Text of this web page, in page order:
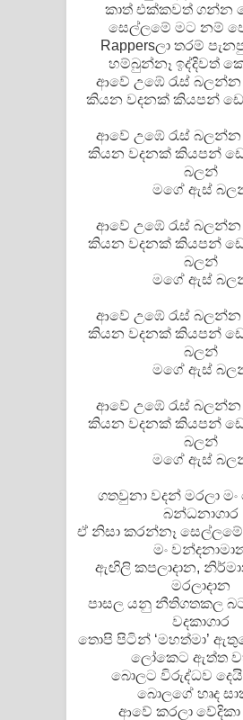
කාත් එක්කවත් ගන්න
සෙල්ලමේ මට නම්
Rappersලා තරම්
හම්බුන්නෑ ඉද්දිවත්
ආවේ උඹේ රැස් බලන්න
කියන වදනක් කියපන්
ආවේ උඹේ රැස් බලන්න
කියන වදනක් කියපන්
බලන්
මගේ ඇස්
ආවේ උඹේ රැස් බලන්න
කියන වදනක් කියපන්
බලන්
මගේ ඇස්
ආවේ උඹේ රැස් බලන්න
කියන වදනක් කියපන්
බලන්
මගේ ඇස්
ආවේ උඹේ රැස් බලන්න
කියන වදනක් කියපන්
බලන්
මගේ ඇස්
ගතවුනා වදන් මරලා
බන්ධනාගාර
ඒ නිසා කරන්නෑ සෙල්ලමේ
මං
ඇඟිලි කපලාදාන,
මරලාදාන
පාසල යනු නීතිගතකල
වදකාගාර
තොපි පිටින් ‘මහත්මා’
ලෝකෙට ඇත්ත
බොලට විරුද්ධව
බොලගේ හෘද
ආවේ කරලා